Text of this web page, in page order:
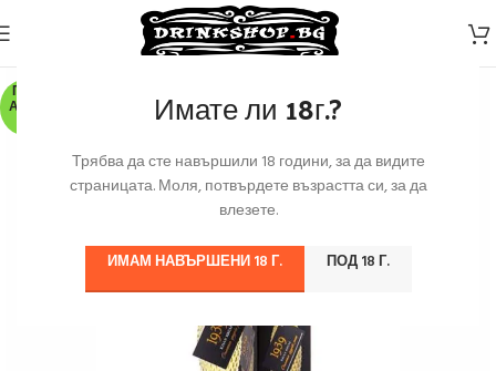
Имате ли 18г.?
Трябва да сте навършили 18 години, за да видите
страницата. Моля, потвърдете възрастта си, за да
влезете.
ИМАМ НАВЪРШЕНИ 18 Г. ПОД 18 Г.
ПО З
АЯВК